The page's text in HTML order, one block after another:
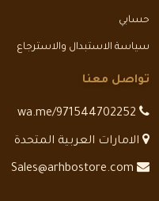
حسابي
سياسة الاستبدال والاسترجاع
تواصل معنا
الامارات العربية المتحدة